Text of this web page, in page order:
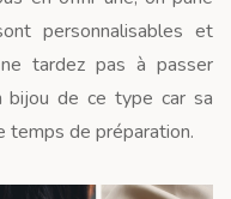
personnalisables et
tardez pas à passer
bijou de ce type car sa
temps de préparation.